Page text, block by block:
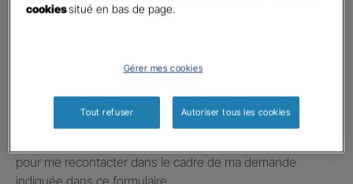
Informations complémentaires (facultatif)
En cochant cette case et en soumettant ce formulaire,
pour me recontacter dans le cadre de ma demande
cookiessitué en bas de page.
Gérer mes cookies
Tout refuser Autoriser tous les cookies